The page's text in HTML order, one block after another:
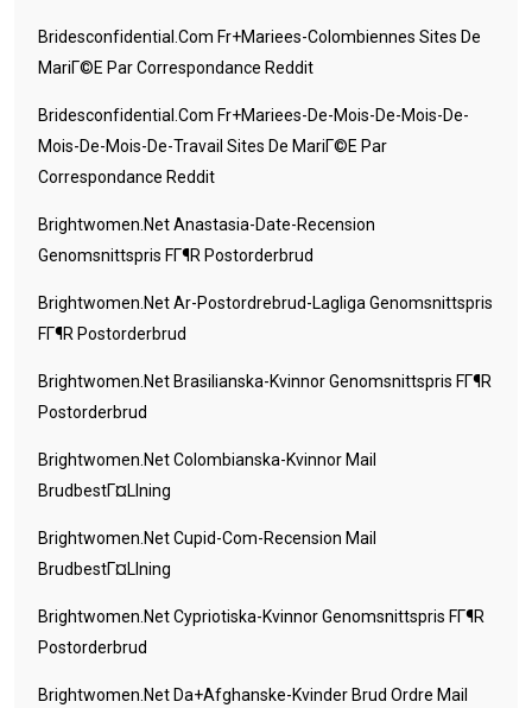
Bridesconfidential.com Fr+mariees-Colombiennes Sites De
MariГ©e Par Correspondance Reddit
Bridesconfidential.com Fr+mariees-De-Mois-De-Mois-De-
Mois-De-Mois-De-Travail Sites De MariГ©e Par
Correspondance Reddit
Brightwomen.net Anastasia-Date-Recension
Genomsnittspris FГ¶r Postorderbrud
Brightwomen.net Ar-Postordrebrud-Lagliga Genomsnittspris
FГ¶r Postorderbrud
Brightwomen.net Brasilianska-Kvinnor Genomsnittspris FГ¶r
Postorderbrud
Brightwomen.net Colombianska-Kvinnor Mail
BrudbestГ¤llning
Brightwomen.net Cupid-Com-Recension Mail
BrudbestГ¤llning
Brightwomen.net Cypriotiska-Kvinnor Genomsnittspris FГ¶r
Postorderbrud
Brightwomen.net Da+afghanske-Kvinder Brud Ordre Mail